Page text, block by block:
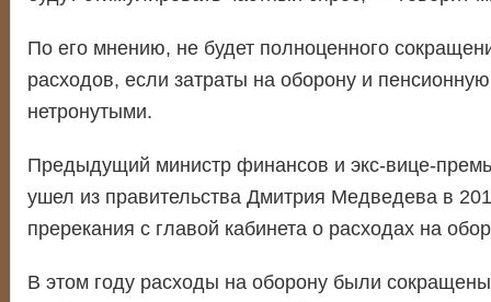
По его мнению, не будет полноценного
расходов, если затраты на оборону и
нетронутыми.
Предыдущий министр финансов и экс-вице-
ушел из правительства Дмитрия Медведева в
пререкания с главой кабинета о расходах на
В этом году расходы на оборону были